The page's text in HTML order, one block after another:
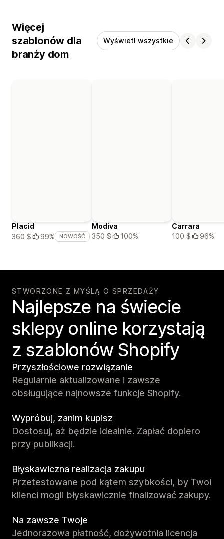
Więcej
szablonów dla
branży dom
Wyświetl wszystkie
Placid
360 $
99% NOWOŚĆ
Modiva
350 $
100%
Carrara
100 $
96%
STWORZONE Z MYŚLĄ O SPRZEDAŻY
Najlepsze na świecie
sklepy online korzystają
z szablonów Shopify
Przyszłościowe rozwiązanie
Regularnie aktualizowane i zawsze
obsługujące najnowsze funkcje Shopify.
Wypróbuj, zanim kupisz
Dostosuj, aż będzie idealnie. Zapłać dopiero
przy publikacji.
Błyskawiczna realizacja zakupu
Przetestowane pod kątem szybkości, by Twoi
klienci mogli błyskawicznie finalizować zakupy.
Na zawsze Twoje
Jednorazowa płatność, dożywotnia licencja